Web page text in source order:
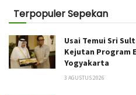
Terpopuler Sepekan
Usai Temui Sri
Kejutan Program
Yogyakarta
3 AGUSTUS 2026